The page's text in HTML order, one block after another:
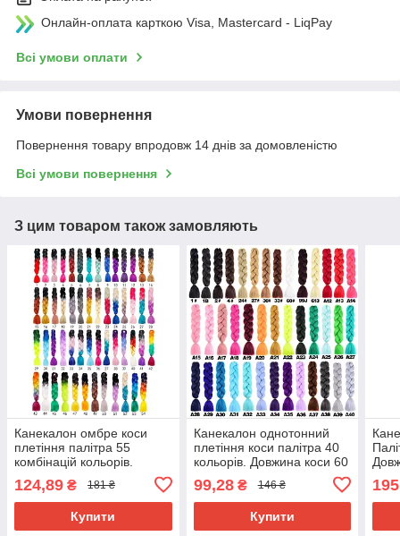
Онлайн-оплата карткою Visa, Mastercard - LiqPay
Всі умови оплати
Умови повернення
Повернення товару впродовж 14 днів за домовленістю
Всі умови повернення
З цим товаром також замовляють
Канекалон омбре коси
плетіння палітра 55
комбінацій кольорів.
Термостійкий
124,89 ₴ 181 ₴
Купити
Канекалон однотонний
плетіння коси палітра 40
кольорів. Довжина коси 60
99,28₴ 146 ₴
Купити
195